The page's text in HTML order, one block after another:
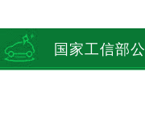
国家工信部